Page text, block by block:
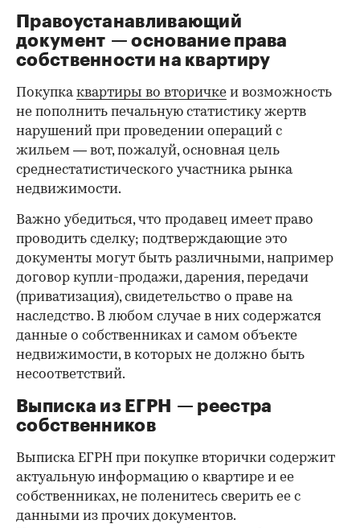
00:00 / 00:00
Правоустанавливающий
документ — основание права
собственности на квартиру
Покупкаквартиры во вторичке и возможность
не пополнить печальную статистику жертв
нарушений при проведении операций с
жильем — вот, пожалуй, основная цель
среднестатистического участника рынка
недвижимости.
Важно убедиться, что продавец имеет право
проводить сделку; подтверждающие это
документы могут быть различными, например
договор купли-продажи, дарения, передачи
(приватизация), свидетельство о праве на
наследство. В любом случае в них содержатся
данные о собственниках и самом объекте
недвижимости, в которых не должно быть
несоответствий.
Выписка из ЕГРН — реестра
собственников
Выписка ЕГРН при покупке вторички содержит
актуальную информацию о квартире и ее
собственниках, не поленитесь сверить ее с
данными из прочих документов.